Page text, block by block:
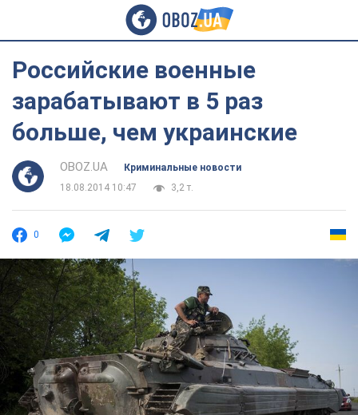
Российские военные
зарабатывают в 5 раз
больше, чем украинские
OBOZ.UA
Криминальные новости
18.08.2014 10:47
3,2 т.
0